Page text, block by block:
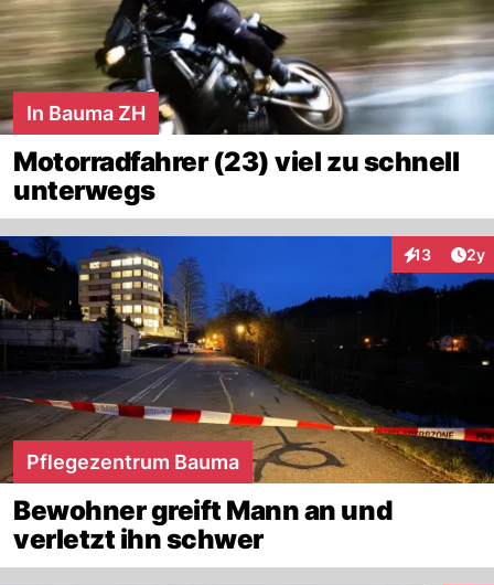
In Bauma ZH
Motorradfahrer (23) viel zu schnell
unterwegs
13 2y
Pflegezentrum Bauma
Bewohner greift Mann an und
verletzt ihn schwer